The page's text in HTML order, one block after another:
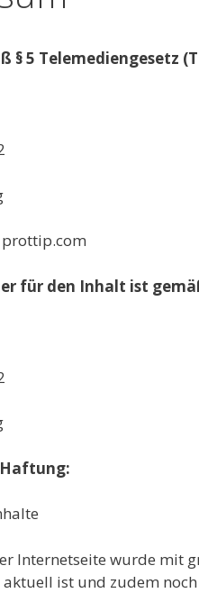
§ 5 Telemediengesetz
für den Inhalt ist
Haftung:
Internetseite wurde mit
ist und zudem